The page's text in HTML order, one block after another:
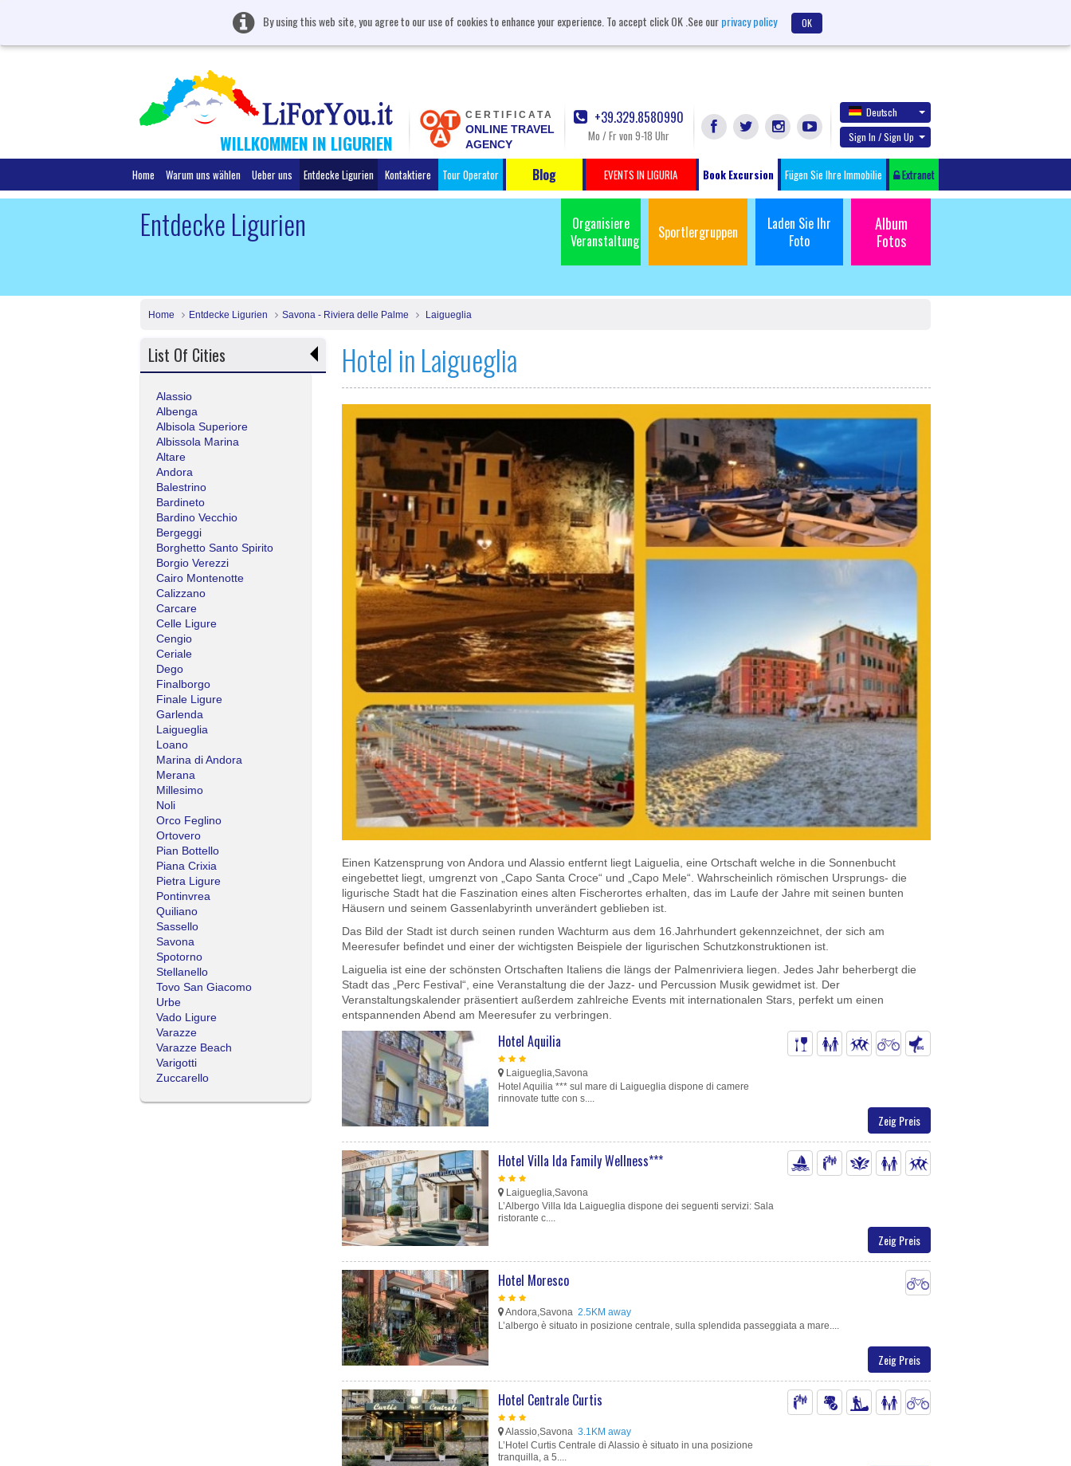
By using this web site, you agree to our use of cookies to enhance your experience. To accept click OK .See ourprivacy policy OK
WILLKOMMEN IN LIGURIEN
CERTIFICATA
ONLINE TRAVEL
AGENCY
+39.329.8580990
Mo / Fr von 9-18 Uhr
Deutsch
Sign In / Sign Up
Home Warum uns wählen Ueber uns Entdecke Ligurien Kontaktiere Tour Operator Blog EVENTS IN LIGURIA Book Excursion Fügen Sie Ihre Immobilie Extranet
Organisiere
Veranstaltung
Sportlergruppen
Laden Sie Ihr
Foto
Album
Fotos
Entdecke Ligurien
Home Entdecke Ligurien Savona - Riviera delle Palme Laigueglia
List Of Cities
Alassio
Albenga
Albisola Superiore
Albissola Marina
Altare
Andora
Balestrino
Bardineto
Bardino Vecchio
Bergeggi
Borghetto Santo Spirito
Borgio Verezzi
Cairo Montenotte
Calizzano
Carcare
Celle Ligure
Cengio
Ceriale
Dego
Finalborgo
Finale Ligure
Garlenda
Laigueglia
Loano
Marina di Andora
Merana
Millesimo
Noli
Orco Feglino
Ortovero
Pian Bottello
Piana Crixia
Pietra Ligure
Pontinvrea
Quiliano
Sassello
Savona
Spotorno
Stellanello
Tovo San Giacomo
Urbe
Vado Ligure
Varazze
Varazze Beach
Varigotti
Zuccarello
Hotel in Laigueglia
Einen Katzensprung von Andora und Alassio entfernt liegt Laiguelia, eine Ortschaft welche in die Sonnenbucht
eingebettet liegt, umgrenzt von „Capo Santa Croce“ und „Capo Mele“. Wahrscheinlich römischen Ursprungs- die
ligurische Stadt hat die Faszination eines alten Fischerortes erhalten, das im Laufe der Jahre mit seinen bunten
Häusern und seinem Gassenlabyrinth unverändert geblieben ist.
Das Bild der Stadt ist durch seinen runden Wachturm aus dem 16.Jahrhundert gekennzeichnet, der sich am
Meeresufer befindet und einer der wichtigsten Beispiele der ligurischen Schutzkonstruktionen ist.
Laiguelia ist eine der schönsten Ortschaften Italiens die längs der Palmenriviera liegen. Jedes Jahr beherbergt die
Stadt das „Perc Festival“, eine Veranstaltung die der Jazz- und Percussion Musik gewidmet ist. Der
Veranstaltungskalender präsentiert außerdem zahlreiche Events mit internationalen Stars, perfekt um einen
entspannenden Abend am Meeresufer zu verbringen.
Zeig Preis
Hotel Aquilia
Laigueglia,Savona
Hotel Aquilia *** sul mare di Laigueglia dispone di camere
rinnovate tutte con s....
Zeig Preis
Hotel Villa Ida Family Wellness***
Laigueglia,Savona
L’Albergo Villa Ida Laigueglia dispone dei seguenti servizi: Sala
ristorante c....
Zeig Preis
Hotel Moresco
Andora,Savona 2.5KM away
L’albergo è situato in posizione centrale, sulla splendida passeggiata a mare....
Hotel Centrale Curtis
Alassio,Savona 3.1KM away
L’Hotel Curtis Centrale di Alassio è situato in una posizione
tranquilla, a 5....